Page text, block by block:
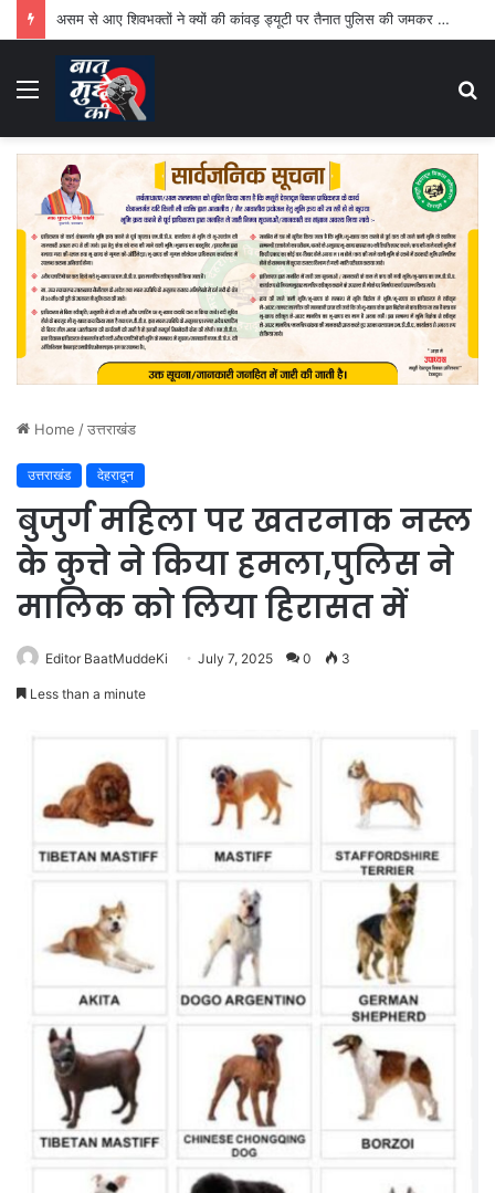
असम से आए शिवभक्तों ने क्यों की कांवड़ ड्यूटी पर तैनात पुलिस की जमकर तारीफ
Menu
Home /उत्तराखंड
उत्तराखंड देहरादून
बुजुर्ग महिला पर खतरनाक नस्ल
के कुत्ते ने किया हमला,पुलिस ने
मालिक को लिया हिरासत में
Editor BaatMuddeKi July 7, 2025 0 3
Less than a minute